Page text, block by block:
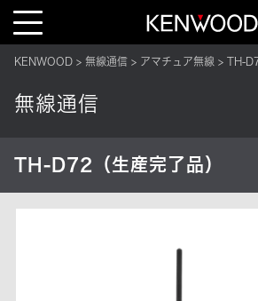
T
l
a
v
t
o
KENWOOD 無線通信 アマチュア無線 TH-
無線通信
TH-D72（生産完了品）